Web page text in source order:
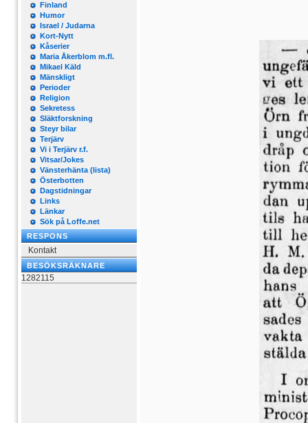
Finland
Humor
Israel / Judarna
Kort-Nytt
Kåserier
Maria Åkerblom m.fl.
Mikael Käld
Mänskligt
Perioder
Religion
Sekretess
Släktforskning
Steyr bilar
Terjärv
Vi i Terjärv r.f.
Vitsar/Jokes
Vänsterhänta (lista)
Österbotten
Dagstidningar
Links
Länkar
Sök på Loffe.net
RESPONS
Kontakt
BESÖKSRÄKNARE
1282115